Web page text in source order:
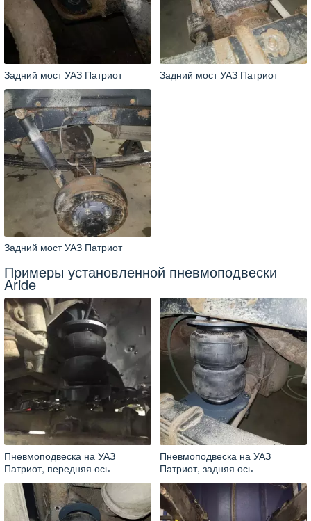
Задний мост УАЗ Патриот Задний мост УАЗ Патриот
Задний мост УАЗ Патриот
Примеры установленной пневмоподвески
Aride
Пневмоподвеска на УАЗ
Патриот, передняя ось
Пневмоподвеска на УАЗ
Патриот, задняя ось